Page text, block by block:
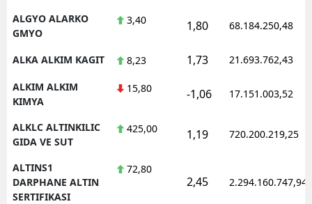
ALGYO ALARKO
GMYO
3,40 1,80 68.184.250,48
ALKA ALKIM KAGIT 8,23 1,73 21.693.762,43
ALKIM ALKIM
KIMYA
15,80 -1,06 17.151.003,52
ALKLC ALTINKILIC
GIDA VE SUT
425,00 1,19 720.200.219,25
ALTINS1
DARPHANE ALTIN
SERTIFIKASI
72,80
2,45 2.294.160.747,94